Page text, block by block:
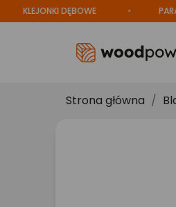
KLEJONKI DĘBOWE
Strona główna